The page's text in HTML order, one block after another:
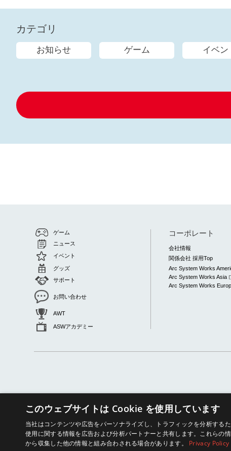
カテゴリ
お知らせ ゲーム イベン
ゲーム
ニュース
イベント
グッズ
サポート
お問い合わせ
AWT
ASWアカデミー
コーポレート
会社情報
関係会社 採用Top
Arc System Works
Arc System Works Asia
Arc System Works
© ARC SYSTEM WORKS
このウェブサイトは Cookie を使用しています
当社はコンテンツや広告をパーソナライズし、トラフィックを分析す
使用に関する情報を広告および分析パートナーと共有します。これらの
から収集した他の情報と組み合わされる場合があります。
Privacy Policy